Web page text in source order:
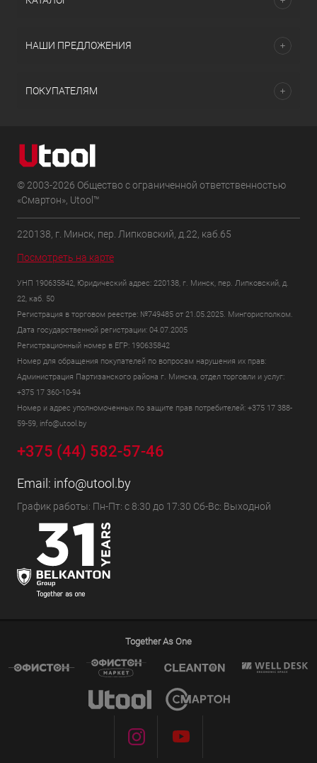
НАШИ ПРЕДЛОЖЕНИЯ
ПОКУПАТЕЛЯМ
© 2003-2026 Общество с ограниченной ответственностью
«Смартон», Utool™
220138, г. Минск, пер. Липковский, д.22, каб.65
Посмотреть на карте
УНП 190635842, Юридический адрес: 220138, г. Минск, пер. Липковский, д.
22, каб. 50
Регистрация в торговом реестре: №749485 от 21.05.2025. Мингорисполком.
Дата государственной регистрации: 04.07.2005
Регистрационный номер в ЕГР: 190635842
Номер для обращения покупателей по вопросам нарушения их прав:
Администрация Партизанского района г. Минска, отдел торговли и услуг:
+375 17 360-10-94
Номер и адрес уполномоченных по защите прав потребителей: +375 17 388-
59-59, info@utool.by
+375 (44) 582-57-46
Email: info@utool.by
График работы: Пн-Пт: с 8:30 до 17:30 Сб-Вс: Выходной
Together As One